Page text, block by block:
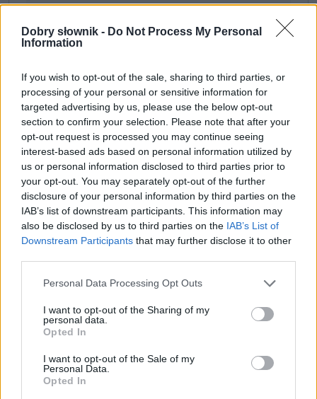
Dobry słownik - Do Not Process My Personal
Information
If you wish to opt-out of the sale, sharing to third parties, or
processing of your personal or sensitive information for
targeted advertising by us, please use the below opt-out
section to confirm your selection. Please note that after your
opt-out request is processed you may continue seeing
interest-based ads based on personal information utilized by
us or personal information disclosed to third parties prior to
your opt-out. You may separately opt-out of the further
disclosure of your personal information by third parties on the
IAB’s list of downstream participants. This information may
also be disclosed by us to third parties on the IAB’s List of
Downstream Participants that may further disclose it to other
Please note that this website/app uses one or more Google
not limited to your visit or usage behaviour. You may click to
grant or deny consent to Google and its third-party tags to
use your data for below specified purposes in below Google
consent section.
Personal Data Processing Opt Outs
I want to opt-out of the Sharing of my
personal data.
Opted In
I want to opt-out of the Sale of my
Personal Data.
Opted In
czterdziestosiedmiolatekto zwierzę, roślina lub
rzecz mające czterdzieści siedem lat
Wariant
47-latek
Reguły
reguły językowe, zasady pisowni (nowe opracowanie z
komentarzami)
24. (sposób zapisu) liczby:konstrukcje liczbowo-
wyrażenia powiązane z opisywanym (wyrazy pokrewne kolokacje )